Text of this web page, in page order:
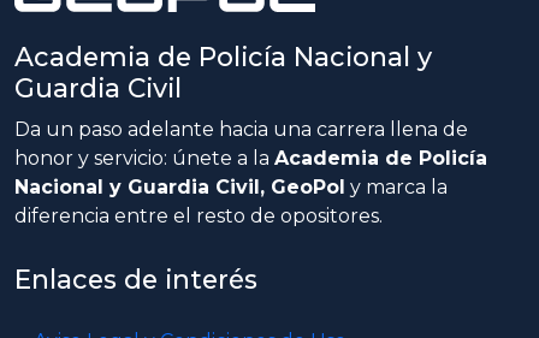
Academia de Policía Nacional y
Guardia Civil
Da un paso adelante hacia una carrera llena de
honor y servicio: únete a la Academia de Policía
Nacional y Guardia Civil, GeoPol y marca la
diferencia entre el resto de opositores.
Enlaces de interés